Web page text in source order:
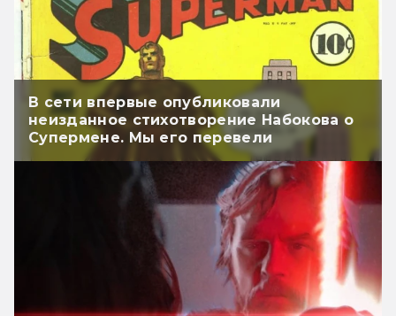
В сети впервые опубликовали
неизданное стихотворение Набокова о
Супермене. Мы его перевели